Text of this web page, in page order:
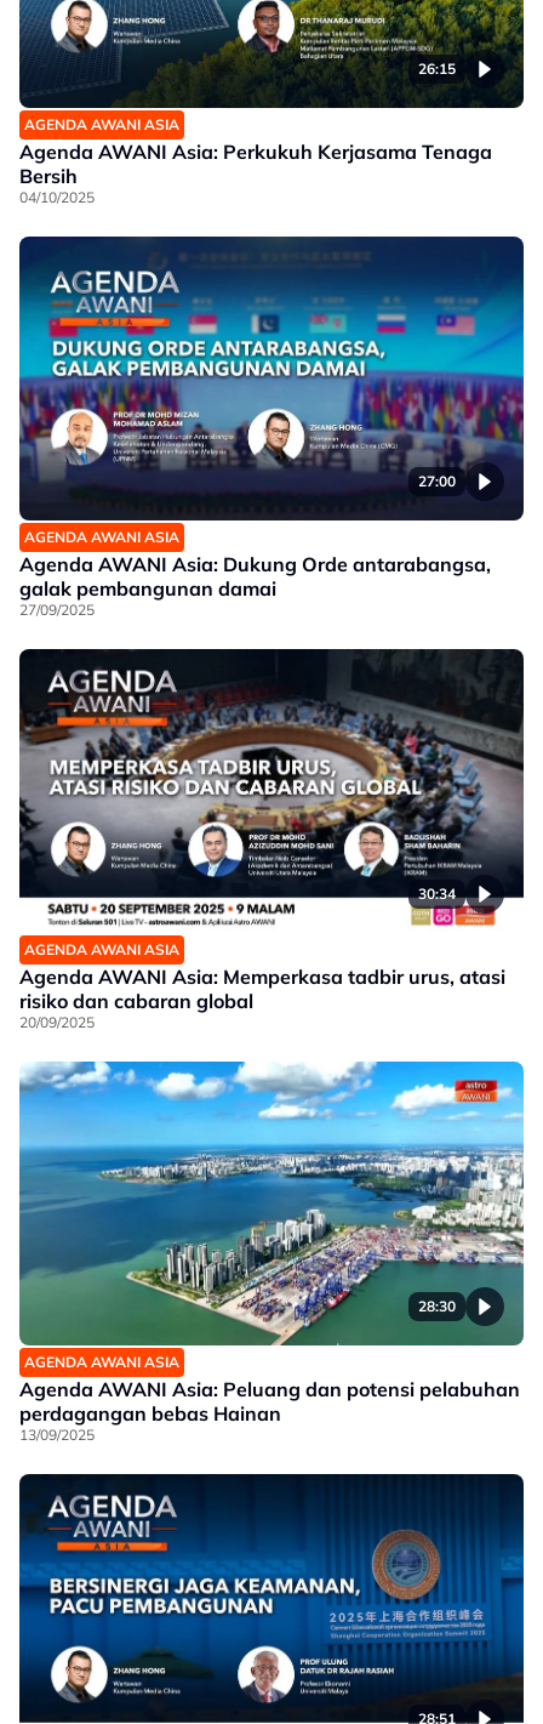
26:15
AGENDA AWANI ASIA
Agenda AWANI Asia: Perkukuh Kerjasama Tenaga
Bersih
04/10/2025
27:00
AGENDA AWANI ASIA
Agenda AWANI Asia: Dukung Orde antarabangsa,
galak pembangunan damai
27/09/2025
30:34
AGENDA AWANI ASIA
Agenda AWANI Asia: Memperkasa tadbir urus, atasi
risiko dan cabaran global
20/09/2025
28:30
AGENDA AWANI ASIA
Agenda AWANI Asia: Peluang dan potensi pelabuhan
perdagangan bebas Hainan
13/09/2025
28:51